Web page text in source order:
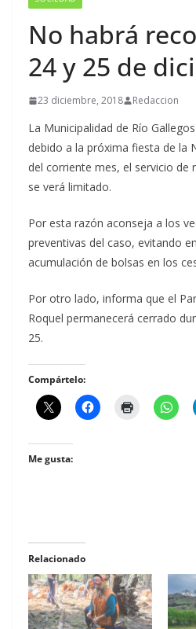
No habrá
24 y 25 de
23 diciembre, 2018 Redaccion
La Municipalidad de Río
debido a la próxima fiesta de la
del corriente mes, el servicio de
se verá limitado.
Por esta razón aconseja a los
preventivas del caso, evitando
acumulación de bolsas en los
Por otro lado, informa que el
Roquel permanecerá cerrado
25.
Compártelo:
Me gusta:
Relacionado